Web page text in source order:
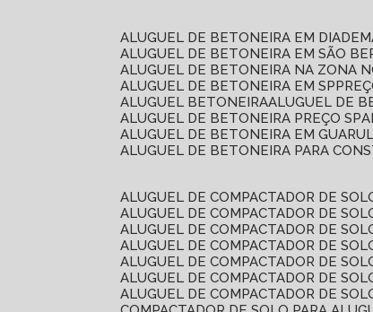
ALUGUEL DE BETONEIRA EM
ALUGUEL DE BETONEIRA EM SÃO
ALUGUEL DE BETONEIRA NA ZONA
ALUGUEL DE BETONEIRA EM SP
ALUGUEL BETONEIRA ALUGUEL DE
ALUGUEL DE BETONEIRA PREÇO SP
ALUGUEL DE BETONEIRA EM
ALUGUEL DE BETONEIRA PARA
ALUGUEL DE COMPACTADOR DE
ALUGUEL DE COMPACTADOR DE
ALUGUEL DE COMPACTADOR DE
ALUGUEL DE COMPACTADOR DE
ALUGUEL DE COMPACTADOR DE
ALUGUEL DE COMPACTADOR DE
ALUGUEL DE COMPACTADOR DE